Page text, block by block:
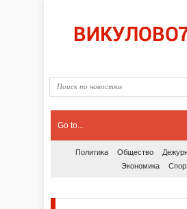
Go to...
Политика Общество
Экономика